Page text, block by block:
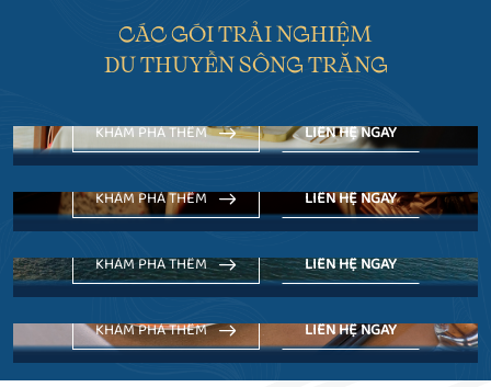
CÁC GÓI TRẢI NGHIỆM
DU THUYỀN SÔNG TRĂNG
THƯỞNG TRÀ TRÊN SÔNG HƯƠNG
Hành trình thưởng ngoạn cảnh sắc nên thơ của xứ Huế
KHÁM PHÁ THÊM LIÊN HỆ NGAY
ĐÊM CỐ ĐÔ - ĂN TỐI & NGHE CA HUẾ
nhạc truyền thống và vẻ đẹp sông Hương hòa quyện trong
không gian du thuyền sang trọng.
KHÁM PHÁ THÊM LIÊN HỆ NGAY
KHÁM PHÁ HUẾ TRÊN DÒNG HƯƠNG
Hoà mình vào thiên nhiên hùng vĩ, khám phá văn hóa vùng
cố đô mở lối cho những trải nghiệm thú vị tại Moon River
Cruises.
KHÁM PHÁ THÊM LIÊN HỆ NGAY
ĐIỂM TÂM SÁNG TRÊN SÔNG HƯƠNG
Thưởng thức bữa sáng đậm chất Huế hoà cùng vẻ đẹp biểu
tượng của dòng Hương, bữa sáng trên Moon River Cruises
trở thành một trải nghiệm mà bạn chỉ có thể tìm thấy ở Huế.
KHÁM PHÁ THÊM LIÊN HỆ NGAY